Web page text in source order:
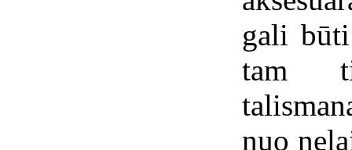
gali
tam
nuo